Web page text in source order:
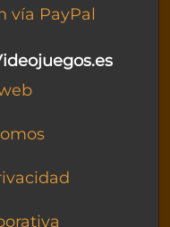
vía PayPal